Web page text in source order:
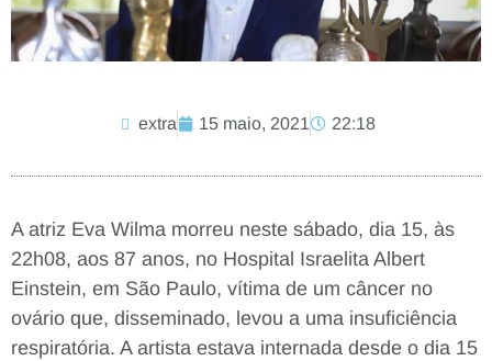
extra 15 maio, 2021 22:18
A atriz Eva Wilma morreu neste sábado, dia 15, às
22h08, aos 87 anos, no Hospital Israelita Albert
Einstein, em São Paulo, vítima de um câncer no
ovário que, disseminado, levou a uma insuficiência
respiratória. A artista estava internada desde o dia 15